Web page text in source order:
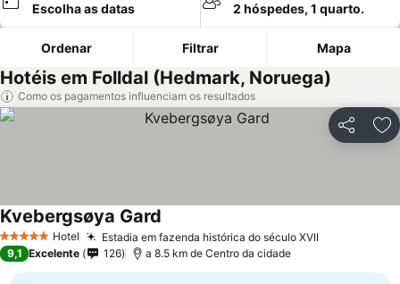
Escolha as datas 2 hóspedes, 1 quarto.
Ordenar Filtrar Mapa
Hotéis em Folldal (Hedmark, Noruega)
Como os pagamentos influenciam os resultados
Partilhar
5 Estrelas Hotel Estadia em fazenda histórica do século XVIIVer preços
Kvebergsøya Gard
9,1 Excelente 126 a 8.5 km de Centro da cidade